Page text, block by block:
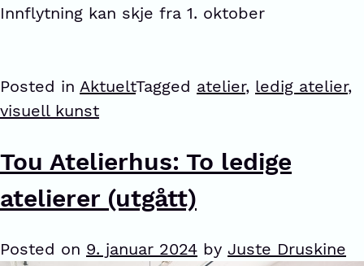
Innflytning kan skje fra 1. oktober
Posted in AktueltTagged atelier, ledig atelier,
visuell kunst
Tou Atelierhus: To ledige
atelierer (utgått)
Posted on 9. januar 2024 by Juste Druskine